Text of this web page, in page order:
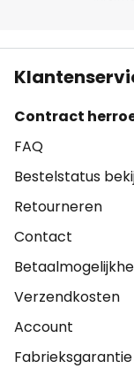
Contract
FAQ
Bestelstatus
Retourneren
Contact
Verzendkosten
Account
Fabrieksgarantie